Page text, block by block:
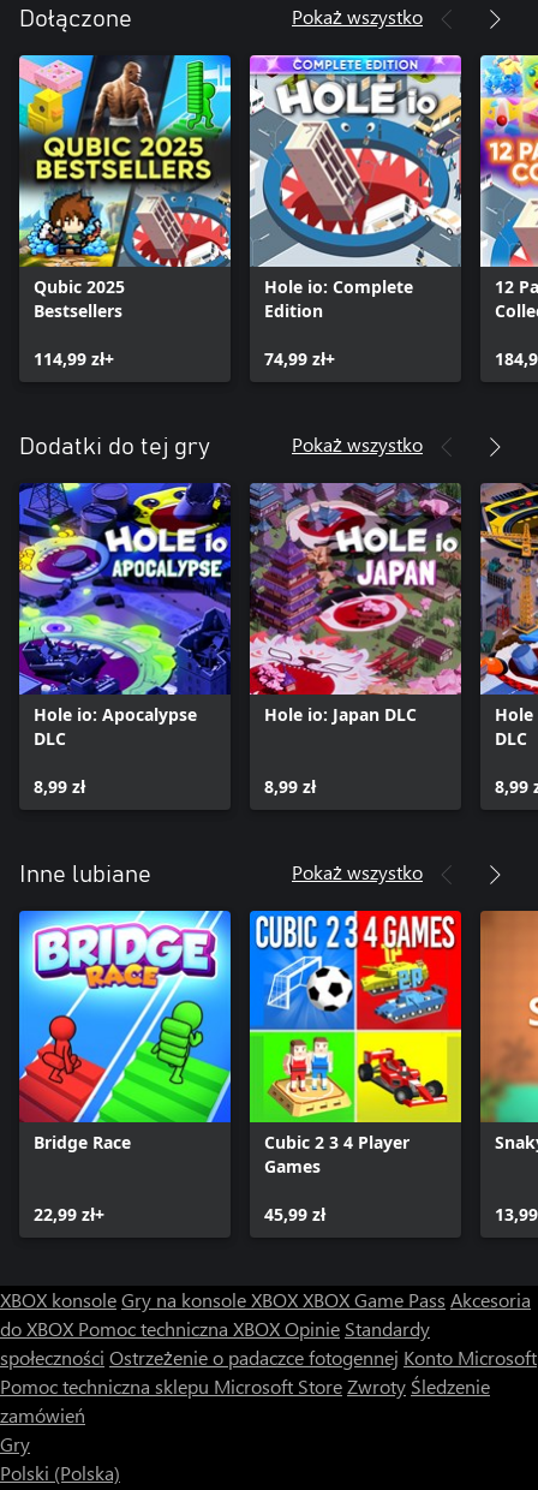
Dołączone Pokaż wszystko
Qubic 2025
Bestsellers
114,99 zł+
Hole io: Complete
Edition
74,99 zł+
12
Dodatki do tej gry Pokaż wszystko
Hole io: Apocalypse
DLC
8,99 zł
Hole io: Japan DLC
8,99 zł
DLC
8,99
Inne lubiane Pokaż wszystko
Bridge Race
22,99 zł+
Cubic 2 3 4 Player
Games
45,99 zł
XBOX konsoleGry na konsole XBOXXBOX Game Pass Akcesoria
do XBOX Pomoc techniczna XBOXOpinie Standardy
społeczności Ostrzeżenie o padaczce fotogennej Konto Microsoft
Pomoc techniczna sklepu Microsoft StoreZwroty Śledzenie
zamówień
Gry
Polski (Polska)